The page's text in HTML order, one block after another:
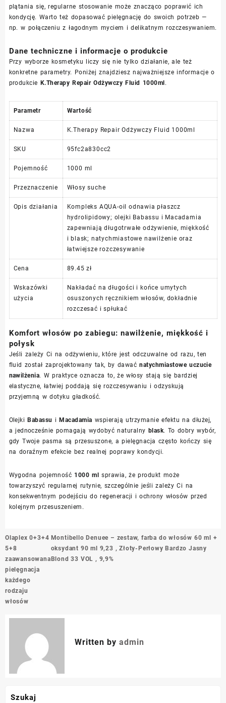
plątania się, regularne stosowanie może znacząco poprawić ich
kondycję. Warto też dopasować pielęgnację do swoich potrzeb —
np. w połączeniu z łagodnym myciem i delikatnym rozczesywaniem.
Dane techniczne i informacje o produkcie
Przy wyborze kosmetyku liczy się nie tylko działanie, ale też
konkretne parametry. Poniżej znajdziesz najważniejsze informacje o
produkcie K.Therapy Repair Odżywczy Fluid 1000ml.
Parametr Wartość
Nazwa K.Therapy Repair Odżywczy Fluid 1000ml
SKU 95fc2a830cc2
Pojemność 1000 ml
Przeznaczenie Włosy suche
Opis działania
Kompleks AQUA-oil odnawia płaszcz
hydrolipidowy; olejki Babassu i Macadamia
zapewniają długotrwałe odżywienie, miękkość
i blask; natychmiastowe nawilżenie oraz
łatwiejsze rozczesywanie
Cena 89.45 zł
Wskazówki
użycia
Nakładać na długości i końce umytych
osuszonych ręcznikiem włosów, dokładnie
rozczesać i spłukać
Komfort włosów po zabiegu: nawilżenie, miękkość i
połysk
Jeśli zależy Ci na odżywieniu, które jest odczuwalne od razu, ten
fluid został zaprojektowany tak, by dawaćnatychmiastowe uczucie
nawilżenia. W praktyce oznacza to, że włosy stają się bardziej
elastyczne, łatwiej poddają się rozczesywaniu i odzyskują
przyjemną w dotyku gładkość.
OlejkiBabassu iMacadamia wspierają utrzymanie efektu na dłużej,
a jednocześnie pomagają wydobyć naturalny blask. To dobry wybór,
gdy Twoje pasma są przesuszone, a pielęgnacja często kończy się
na doraźnym efekcie bez realnej poprawy kondycji.
Wygodna pojemność 1000 ml sprawia, że produkt może
towarzyszyć regularnej rutynie, szczególnie jeśli zależy Ci na
konsekwentnym podejściu do regeneracji i ochrony włosów przed
kolejnym przesuszeniem.
Nawigacja
wpisu
Olaplex 0+3+4
5+8
zaawansowana
pielęgnacja
każdego
rodzaju
włosów
Montibello Denuee – zestaw, farba do włosów 60 ml +
oksydant 90 ml 9,23 , Złoty-Perłowy Bardzo Jasny
Blond 33 VOL , 9,9%
Written by admin
Szukaj